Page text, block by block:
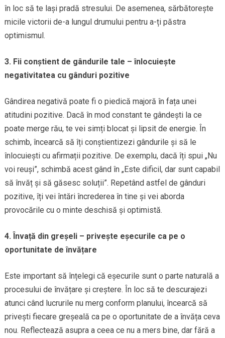
în loc să te lași pradă stresului. De asemenea, sărbătorește
micile victorii de-a lungul drumului pentru a-ți păstra
optimismul.
3. Fii conștient de gândurile tale – înlocuiește
negativitatea cu gânduri pozitive
Gândirea negativă poate fi o piedică majoră în fața unei
atitudini pozitive. Dacă în mod constant te gândești la ce
poate merge rău, te vei simți blocat și lipsit de energie. În
schimb, încearcă să îți conștientizezi gândurile și să le
înlocuiești cu afirmații pozitive. De exemplu, dacă îți spui „Nu
voi reuși”, schimbă acest gând în „Este dificil, dar sunt capabil
să învăț și să găsesc soluții”. Repetând astfel de gânduri
pozitive, îți vei întări încrederea în tine și vei aborda
provocările cu o minte deschisă și optimistă.
4. Învață din greșeli – privește eșecurile ca pe o
oportunitate de învățare
Este important să înțelegi că eșecurile sunt o parte naturală a
procesului de învățare și creștere. În loc să te descurajezi
atunci când lucrurile nu merg conform planului, încearcă să
privești fiecare greșeală ca pe o oportunitate de a învăța ceva
nou. Reflectează asupra a ceea ce nu a mers bine, dar fără a